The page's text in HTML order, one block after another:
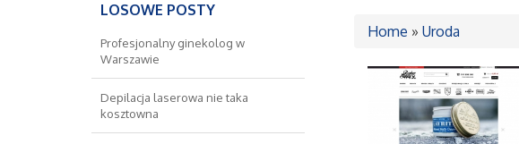
LOSOWE POSTY
Profesjonalny ginekolog w
Warszawie
Depilacja laserowa nie taka
kosztowna
Home » Uroda